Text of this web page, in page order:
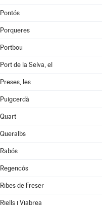
Pontós
Porqueres
Portbou
Port de la Selva, el
Preses, les
Puigcerdà
Quart
Queralbs
Rabós
Regencós
Ribes de Freser
Riells i Viabrea